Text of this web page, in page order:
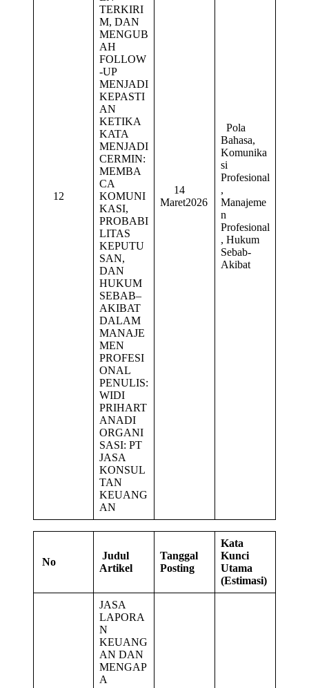
12
TERKIRI
M, DAN
MENGUB
AH
FOLLOW
-UP
MENJADI
KEPASTI
AN
KETIKA
KATA
MENJADI
CERMIN:
MEMBA
CA
KOMUNI
KASI,
PROBABI
LITAS
KEPUTU
SAN,
DAN
HUKUM
SEBAB‒
AKIBAT
DALAM
MANAJE
MEN
PROFESI
ONAL
PENULIS:
WIDI
PRIHART
ANADI
ORGANI
SASI: PT
JASA
KONSUL
TAN
KEUANG
AN
14
Maret2026
Pola
Bahasa,
Komunika
si
Profesional
,
Manajeme
n
Profesional
, Hukum
Sebab-
Akibat
No
Judul
Artikel
Tanggal
Posting
Kata
Kunci
Utama
(Estimasi)
JASA
LAPORA
N
KEUANG
AN DAN
MENGAP
A